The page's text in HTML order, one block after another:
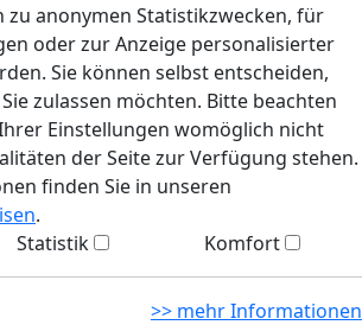
zu anonymen Statistikzwecken, für
oder zur Anzeige personalisierter
Sie können selbst entscheiden,
zulassen möchten. Bitte beachten
Einstellungen womöglich nicht
der Seite zur Verfügung stehen.
finden Sie in unseren
.
Statistik Komfort
>> mehr Informationen